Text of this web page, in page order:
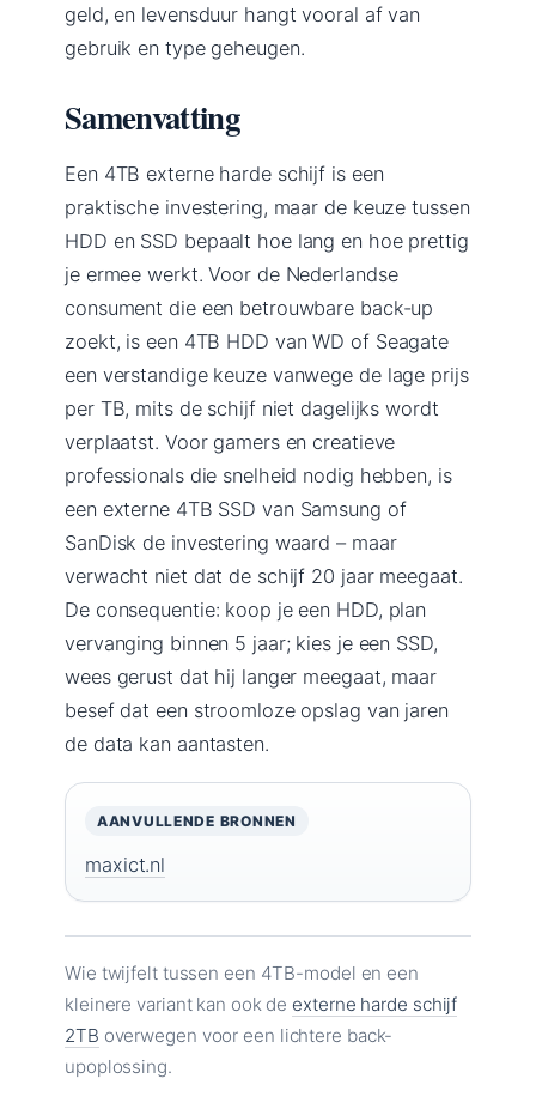
geld, en levensduur hangt vooral af van
gebruik en type geheugen.
Samenvatting
Een 4TB externe harde schijf is een
praktische investering, maar de keuze tussen
HDD en SSD bepaalt hoe lang en hoe prettig
je ermee werkt. Voor de Nederlandse
consument die een betrouwbare back-up
zoekt, is een 4TB HDD van WD of Seagate
een verstandige keuze vanwege de lage prijs
per TB, mits de schijf niet dagelijks wordt
verplaatst. Voor gamers en creatieve
professionals die snelheid nodig hebben, is
een externe 4TB SSD van Samsung of
SanDisk de investering waard – maar
verwacht niet dat de schijf 20 jaar meegaat.
De consequentie: koop je een HDD, plan
vervanging binnen 5 jaar; kies je een SSD,
wees gerust dat hij langer meegaat, maar
besef dat een stroomloze opslag van jaren
de data kan aantasten.
AANVULLENDE BRONNEN
maxict.nl
Wie twijfelt tussen een 4TB-model en een
kleinere variant kan ook deexterne harde schijf
2TB overwegen voor een lichtere back-
upoplossing.